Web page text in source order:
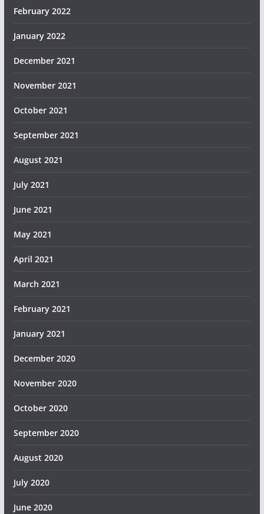
February 2022
January 2022
December 2021
November 2021
October 2021
September 2021
August 2021
July 2021
June 2021
May 2021
April 2021
March 2021
February 2021
January 2021
December 2020
November 2020
October 2020
September 2020
August 2020
July 2020
June 2020